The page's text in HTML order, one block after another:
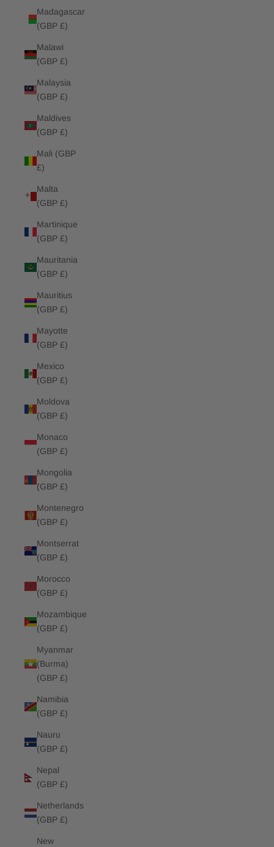
Madagascar
(GBP £)
Malawi
(GBP £)
Malaysia
(GBP £)
Maldives
(GBP £)
Mali (GBP
£)
Malta
(GBP £)
Martinique
(GBP £)
Mauritania
(GBP £)
Mauritius
(GBP £)
Mayotte
(GBP £)
Mexico
(GBP £)
Moldova
(GBP £)
Monaco
(GBP £)
Mongolia
(GBP £)
Montenegro
(GBP £)
Montserrat
(GBP £)
Morocco
(GBP £)
Mozambique
(GBP £)
Myanmar
(Burma)
(GBP £)
Namibia
(GBP £)
Nauru
(GBP £)
Nepal
(GBP £)
Netherlands
(GBP £)
New